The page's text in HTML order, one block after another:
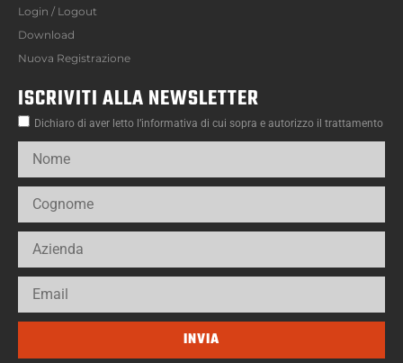
Login / Logout
Download
Nuova Registrazione
ISCRIVITI ALLA NEWSLETTER
Dichiaro di aver letto l’informativa di cui sopra e autorizzo il trattamento
INVIA